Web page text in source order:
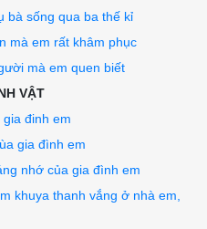
bà sống qua ba thế kỉ
mà em rất khâm phục
mà em quen biết
VẬT
đinh em
gia đình em
nhớ của gia đình em
khuya thanh vắng ở nhà em,